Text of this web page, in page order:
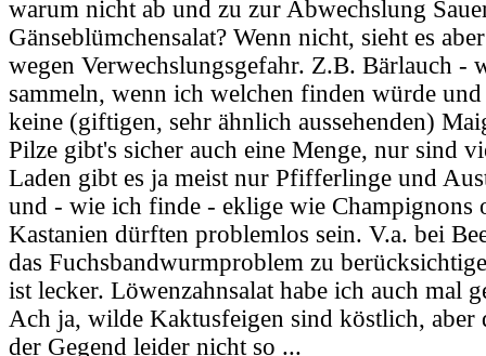
warum nicht ab und zu zur Abwechslung
Gänseblümchensalat? Wenn nicht, sieht es
wegen Verwechslungsgefahr. Z.B. Bärlauch -
sammeln, wenn ich welchen finden würde und
keine (giftigen, sehr ähnlich aussehenden)
Pilze gibt's sicher auch eine Menge, nur sind
Laden gibt es ja meist nur Pfifferlinge und
und - wie ich finde - eklige wie Champignons
Kastanien dürften problemlos sein. V.a. bei
das Fuchsbandwurmproblem zu
ist lecker. Löwenzahnsalat habe ich auch mal
Ach ja, wilde Kaktusfeigen sind köstlich, aber
der Gegend leider nicht so ...